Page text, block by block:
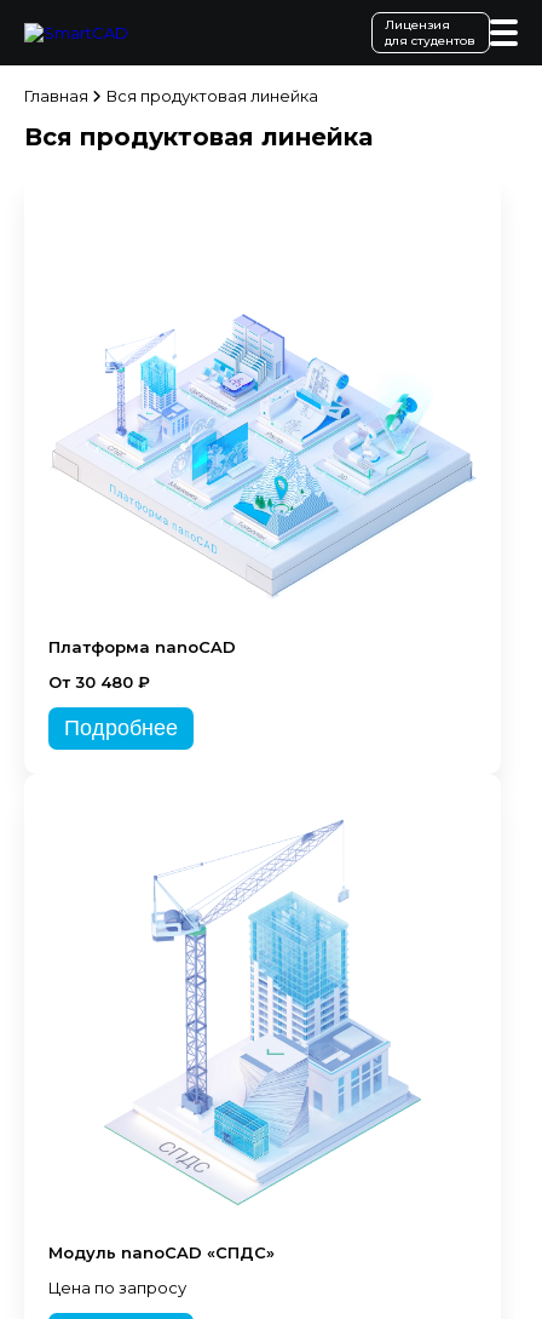
Лицензия
для студентов
Главная Вся продуктовая линейка
Вся продуктовая линейка
Платформа nanoCAD
От 30 480 ₽
Подробнее
Модуль nanoCAD «СПДС»
Цена по запросу